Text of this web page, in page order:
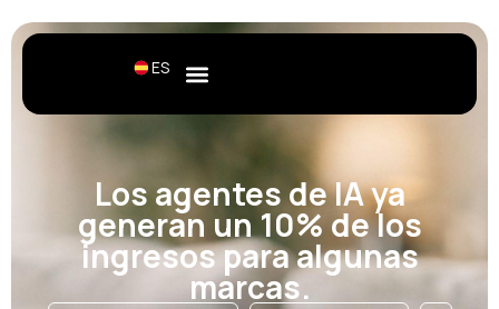
ES
Los agentes de IA ya
generan un 10% de los
ingresos para algunas
marcas.